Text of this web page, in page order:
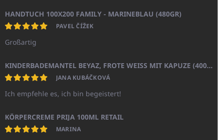
HANDTUCH 100X200 FAMILY - MARINEBLAU (480GR)
PAVEL ČÍŽEK
Großartig
KINDERBADEMANTEL BEYAZ, FROTE WEISS MIT KAPUZE (400GR)
JANA KUBÁČKOVÁ
Ich empfehle es, ich bin begeistert!
KÖRPERCREME PRIJA 100ML RETAIL
MARINA